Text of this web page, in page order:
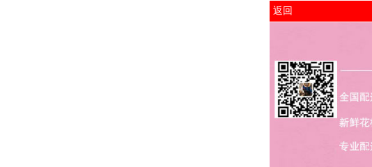
返回